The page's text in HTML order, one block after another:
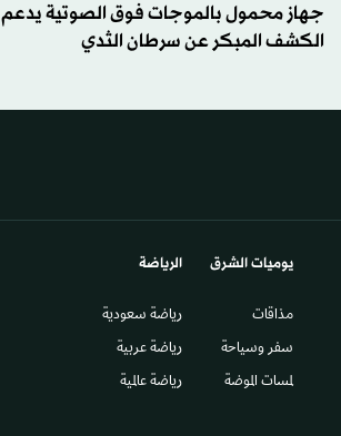
جهاز محمول بالموجات فوق الصوتية يدعم
الكشف المبكر عن سرطان الثدي
يوميات الشرق​
مذاقات
سفر وسياحة
لمسات الموضة
الرياضة
رياضة سعودية
رياضة عربية
رياضة عالمية